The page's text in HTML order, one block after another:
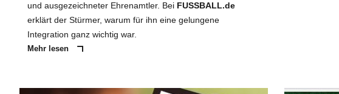
und ausgezeichneter Ehrenamtler. Bei FUSSBALL.de
erklärt der Stürmer, warum für ihn eine gelungene
Integration ganz wichtig war.
Mehr lesen